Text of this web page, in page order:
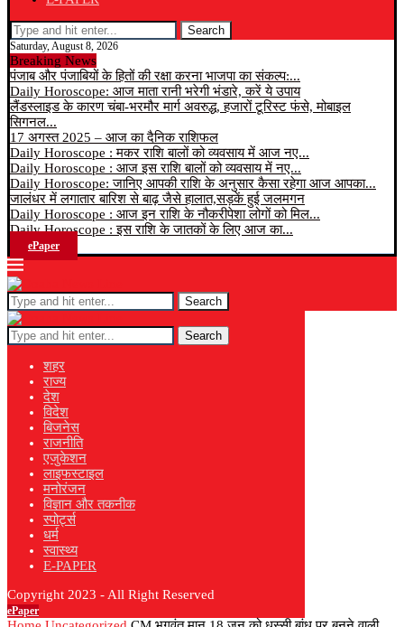
Search
Saturday, August 8, 2026
Breaking News
पंजाब और पंजाबियों के हितों की रक्षा करना भाजपा का संकल्प:...
Daily Horoscope: आज माता रानी भरेगी भंडारे, करें ये उपाय
लैंडस्लाइड के कारण चंबा-भरमौर मार्ग अवरुद्ध, हजारों टूरिस्ट फंसे, मोबाइल
सिगनल...
17 अगस्त 2025 – आज का दैनिक राशिफल
Daily Horoscope : मकर राशि बालों को व्यवसाय में आज नए...
Daily Horoscope : आज इस राशि बालों को व्यवसाय में नए...
Daily Horoscope: जानिए आपकी राशि के अनुसार कैसा रहेगा आज आपका...
जालंधर में लगातार बारिश से बाढ़ जैसे हालात,सड़कें हुई जलमगन
Daily Horoscope : आज इन राशि के नौकरीपेशा लोगों को मिल...
Daily Horoscope : इस राशि के जातकों के लिए आज का...
ePaper
Search
Search
शहर
राज्य
देश
विदेश
बिजनेस
राजनीति
एजुकेशन
लाइफस्टाइल
मनोरंजन
विज्ञान और तकनीक
स्पोर्ट्स
धर्म
स्वास्थ्य
E-PAPER
Copyright 2023 - All Right Reserved
ePaper